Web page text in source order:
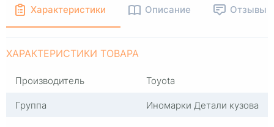
Характеристики Описание Отзывы
ХАРАКТЕРИСТИКИ ТОВАРА
Производитель
Toyota
Группа
Иномарки Детали кузова